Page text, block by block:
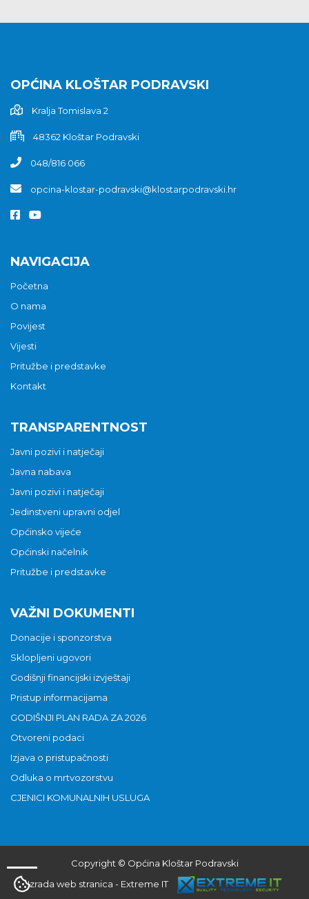
OPĆINA KLOŠTAR PODRAVSKI
Kralja Tomislava 2
48362 Kloštar Podravski
048/816 066
opcina-klostar-podravski@klostarpodravski.hr
NAVIGACIJA
Početna
O nama
Povijest
Vijesti
Pritužbe i predstavke
Kontakt
TRANSPARENTNOST
Javni pozivi i natječaji
Javna nabava
Javni pozivi i natječaji
Jedinstveni upravni odjel
Općinsko vijeće
Općinski načelnik
Pritužbe i predstavke
VAŽNI DOKUMENTI
Donacije i sponzorstva
Sklopljeni ugovori
Godišnji financijski izvještaji
Pristup informacijama
GODIŠNJI PLAN RADA ZA 2026
Otvoreni podaci
Izjava o pristupačnosti
Odluka o mrtvozorstvu
CJENICI KOMUNALNIH USLUGA
Copyright © Općina Kloštar Podravski
Izrada web stranica - Extreme IT